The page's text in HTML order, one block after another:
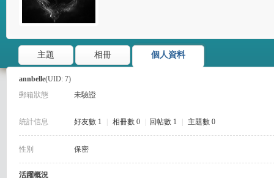
主題 相冊 個人資料
annbelle(UID: 7)
郵箱狀態
未驗證
統計信息 好友數 1 相冊數 0 回帖數 1 主題數 0
性別 保密
活躍概況